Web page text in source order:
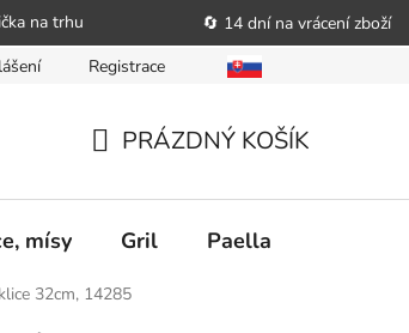
na trhu 🔄 14 dní na vrácení zboží
žádost o nápravu Reklamační řád
Registrace
KOŠÍK
PRÁZDNÝ KOŠÍK
mísy Gril Paella
32cm, 14285